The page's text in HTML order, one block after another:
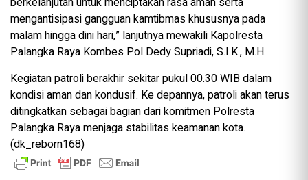
mengantisipasi gangguan kamtibmas khususnya pada
malam hingga dini hari,” lanjutnya mewakili Kapolresta
Palangka Raya Kombes Pol Dedy Supriadi, S.I.K., M.H.
Kegiatan patroli berakhir sekitar pukul 00.30 WIB dalam
kondisi aman dan kondusif. Ke depannya, patroli akan terus
ditingkatkan sebagai bagian dari komitmen Polresta
Palangka Raya menjaga stabilitas keamanan kota.
(dk_reborn168)